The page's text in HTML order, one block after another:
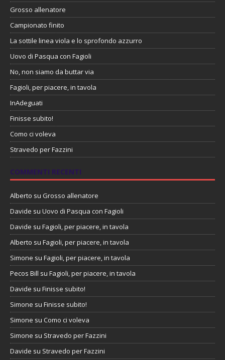
Grosso allenatore
Campionato finito
La sottile linea viola e lo sprofondo azzurro
Uovo di Pasqua con Fagioli
No, non siamo da buttar via
Fagioli, per piacere, in tavola
InAdeguati
Finisse subito!
Como ci voleva
Stravedo per Fazzini
COMMENTI RECENTI
Alberto su Grosso allenatore
Davide su Uovo di Pasqua con Fagioli
Davide su Fagioli, per piacere, in tavola
Alberto su Fagioli, per piacere, in tavola
Simone su Fagioli, per piacere, in tavola
Pecos Bill su Fagioli, per piacere, in tavola
Davide su Finisse subito!
Simone su Finisse subito!
Simone su Como ci voleva
Simone su Stravedo per Fazzini
Davide su Stravedo per Fazzini